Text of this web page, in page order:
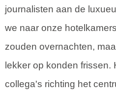
journalisten aan de
we naar onze
zouden overnachten,
lekker op konden frissen.
collega's richting het